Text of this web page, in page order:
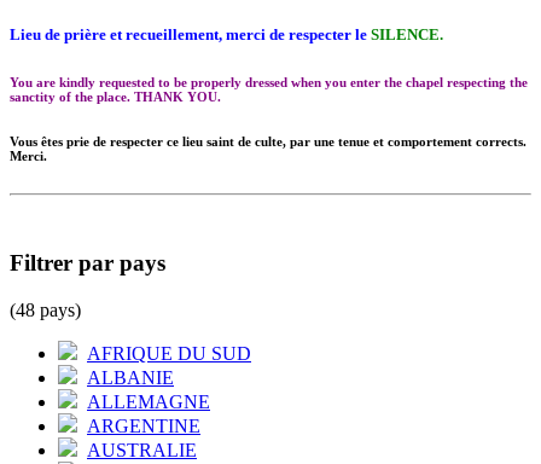
Lieu de prière et recueillement, merci de respecter le SILENCE.
You are kindly requested to be properly dressed when you enter the chapel respecting the
sanctity of the place. THANK YOU.
Vous êtes prie de respecter ce lieu saint de culte, par une tenue et comportement corrects.
Merci.
Filtrer par pays
(48 pays)
AFRIQUE DU SUD
ALBANIE
ALLEMAGNE
ARGENTINE
AUSTRALIE